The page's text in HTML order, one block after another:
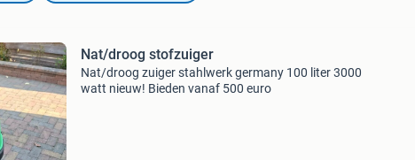
Nat/droog stofzuiger
Nat/droog zuiger stahlwerk germany 100 liter 3000
watt nieuw! Bieden vanaf 500 euro